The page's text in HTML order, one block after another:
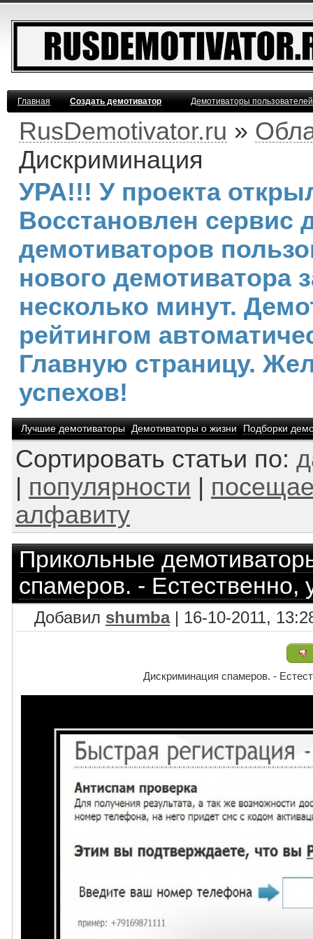
Главная Создать демотиватор Демотиваторы
RusDemotivator.ru »
Дискриминация
УРА!!! У проекта
Восстановлен сервис
демотиваторов
нового демотиватора
несколько минут.
рейтингом
Главную страницу.
успехов!
Лучшие демотиваторы Демотиваторы о жизни Подборки
Сортировать статьи по:
популярности
алфавиту
Прикольные
спамеров. -
Добавил shumba| 16-10-2011,
Дискриминация спамеров. -